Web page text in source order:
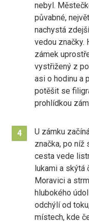
nebyl.
půvabné,
nachystá
vedou značky.
zámek
vystřižený z
asi o hodinu a
potěšit se
prohlídkou
4
U zámku
značka, po níž
cesta vede
lukami a skýtá
Moravici a
hlubokého
odchýlí od
místech, kde